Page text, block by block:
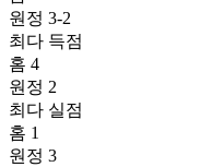
원정 3-2
최다 득점
홈 4
원정 2
최다 실점
홈 1
원정 3